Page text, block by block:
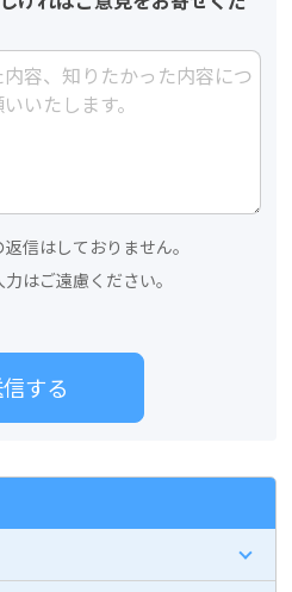
信はしておりません。
はご遠慮ください。